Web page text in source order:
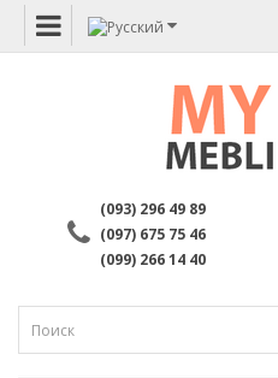
(093) 296 49 89
(097) 675 75 46
(099) 266 14 40